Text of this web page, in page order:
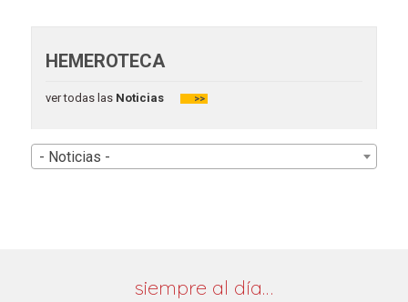
HEMEROTECA
ver todas lasNoticias >>
- Noticias -
siempre al día…